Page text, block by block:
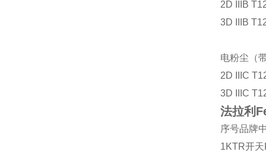
2D IIIB
3D IIIB
电粉尘（
2D IIIC
3D IIIC
法拉利
序号品牌
1KTR开天